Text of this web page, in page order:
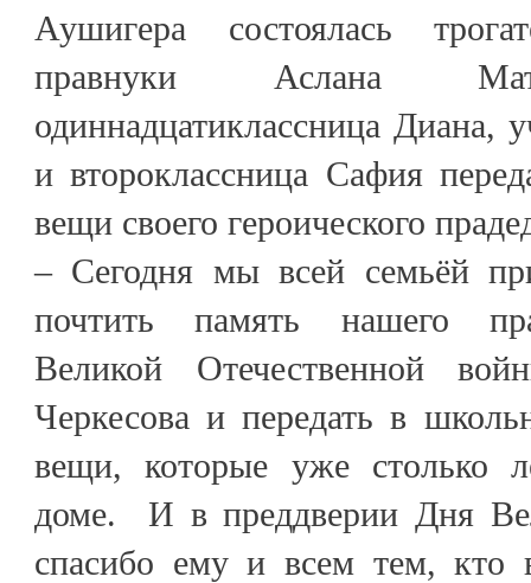
Аушигера состоялась
правнуки Аслана
одиннадцатиклассница Диана,
и второклассница Сафия
вещи своего героического
– Сегодня мы всей семьёй
почтить память нашего
Великой Отечественной
Черкесова и передать в
вещи, которые уже столько
доме. И в преддверии Дня
спасибо ему и всем тем, кто